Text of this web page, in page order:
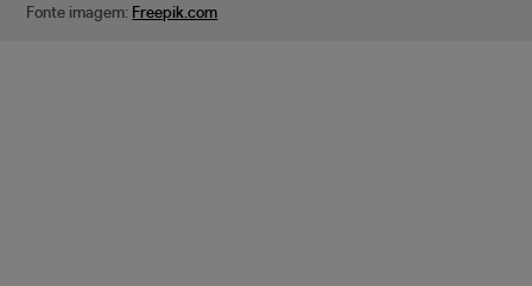
Fonte imagem: Freepik.com